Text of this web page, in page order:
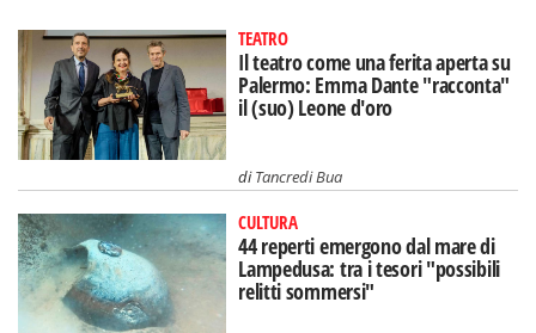
TEATRO
Il teatro come una ferita aperta su
Palermo: Emma Dante "racconta"
il (suo) Leone d'oro
diTancredi Bua
CULTURA
44 reperti emergono dal mare di
Lampedusa: tra i tesori "possibili
relitti sommersi"